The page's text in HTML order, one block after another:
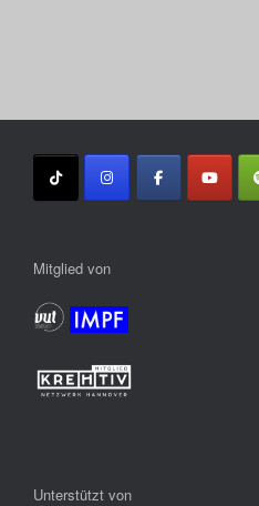
Mitglied von
Unterstützt von